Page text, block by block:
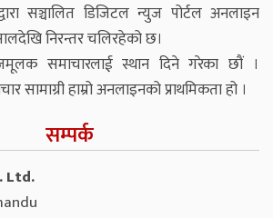
सञ्चालित डिजिटल न्युज पोर्टल अनलाइन
निरन्तर चलिरहेको छ।
समाचारलाई स्थान दिने गरेका छौं ।
सामाग्री हाम्रो अनलाइनको प्राथमिकता हो ।
सम्पर्क
Ltd.